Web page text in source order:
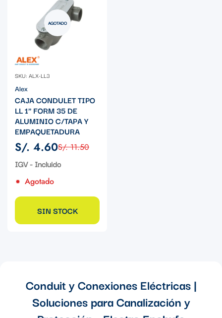
AGOTADO
SKU: ALX-LL3
Alex
CAJA CONDULET TIPO
LL 1" FORM 35 DE
ALUMINIO C/TAPA Y
EMPAQUETADURA
Precio
de
S/. 4.60
Precio
regular
S/. 11.50
IGV - Incluido
Agotado
SIN STOCK
Conduit y Conexiones Eléctricas |
Soluciones para Canalización y